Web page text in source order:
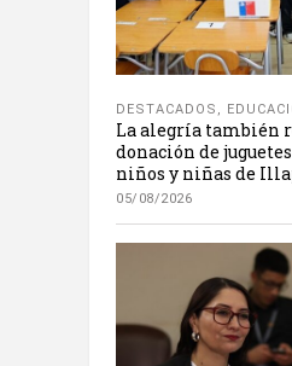
DESTACADOS ,
La alegría también
donación de
niños y niñas de
05/08/2026